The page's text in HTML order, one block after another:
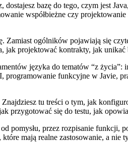
dostajesz bazę do tego, czym jest
współbieżne czy
Zamiast ogólników pojawiają się
projektować kontrakty, jak unikać
języka do tematów “z
funkcyjne w Javie,
tu treści o tym, jak
przygotować się do testu, jak
pomysłu, przez rozpisanie
mają realne zastosowanie, a nie